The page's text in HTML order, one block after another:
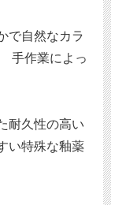
で自然なカラ
手作業によっ
耐久性の高い
い特殊な釉薬